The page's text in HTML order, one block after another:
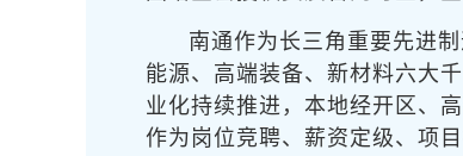
南通作为长三角重要先进
能源、高端装备、新材料六大
业化持续推进，本地经开区、
作为岗位竞聘、薪资定级、项